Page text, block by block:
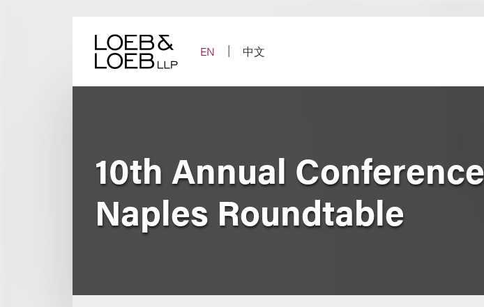
EN
中文
10th Annual
Naples Roundtable